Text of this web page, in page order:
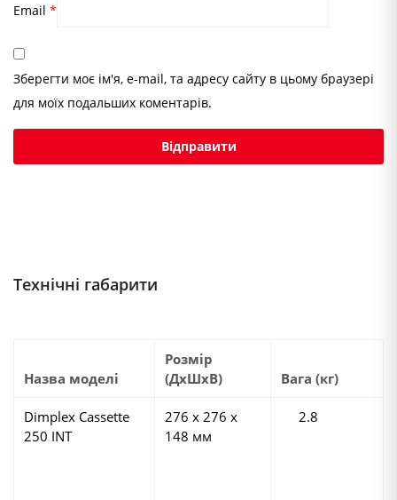
Email *
Зберегти моє ім'я, e-mail, та адресу сайту в цьому браузері
для моїх подальших коментарів.
Технічні габарити
Назва моделі
Розмір
(ДхШхВ)
Вага (кг)
Dimplex Cassette
250 INT
276 х 276 х
148 мм
2.8